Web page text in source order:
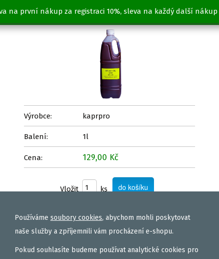
na první nákup za registraci 10%, sleva na každý další nákup
MELASA & CSL 50/50 1l
Výrobce: kaprpro
Balení: 1l
Cena: 129,00 Kč
Vložit ks
Používáme soubory cookies, abychom mohli poskytovat
naše služby a zpříjemnili vám procházení e-shopu.
Pokud souhlasíte budeme používat analytické cookies pro